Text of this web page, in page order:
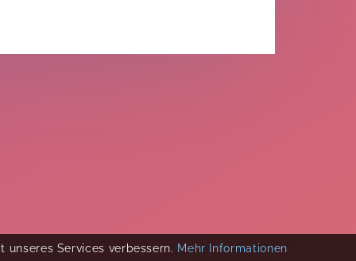
Services verbessern. Mehr Informationen